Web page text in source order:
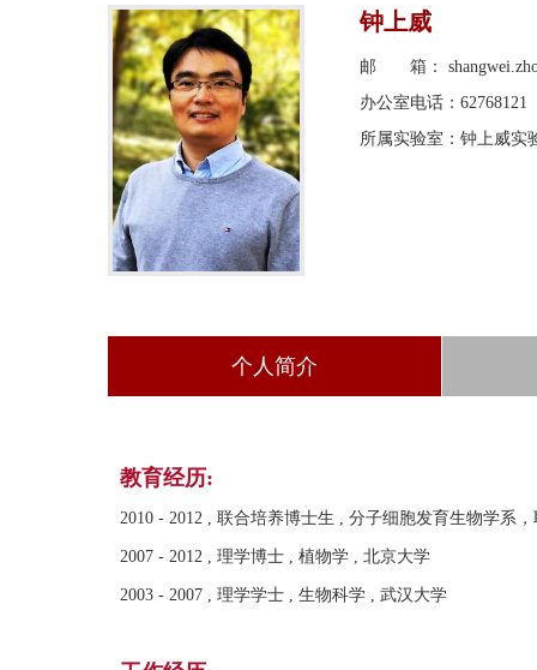
钟上威
邮 箱：
办公室电话：62768121
所属实验室：钟上威实
个人简介
教育经历:
2010 - 2012 , 联合培养博士生 , 分子细胞发育生物学系
2007 - 2012 , 理学博士 , 植物学 , 北京大学
2003 - 2007 , 理学学士 , 生物科学 , 武汉大学